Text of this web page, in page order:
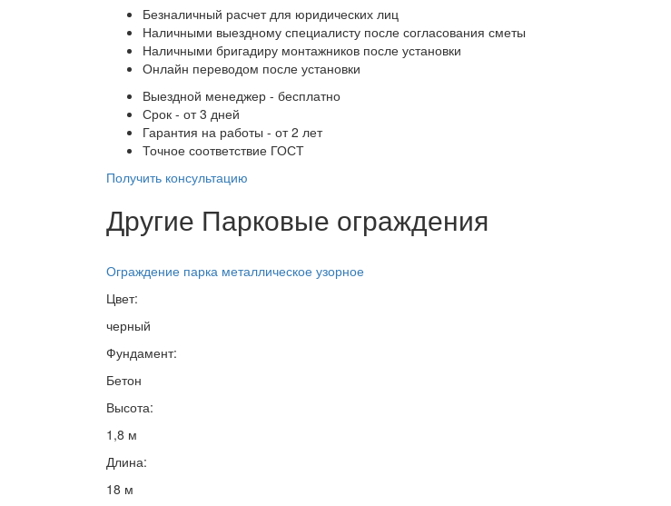
Безналичный расчет для юридических лиц
Наличными выездному специалисту после согласования сметы
Наличными бригадиру монтажников после установки
Онлайн переводом после установки
Выездной менеджер - бесплатно
Срок - от 3 дней
Гарантия на работы - от 2 лет
Точное соответствие ГОСТ
Получить консультацию
Другие Парковые ограждения
Ограждение парка металлическое узорное
Цвет:
черный
Фундамент:
Бетон
Высота:
1,8 м
Длина:
18 м